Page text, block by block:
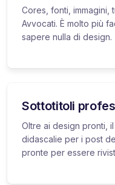
Cores, fonti,
Avvocati. È molto più
sapere nulla di design.
Sottotitoli
Oltre ai design pronti,
didascalie per i post
pronte per essere